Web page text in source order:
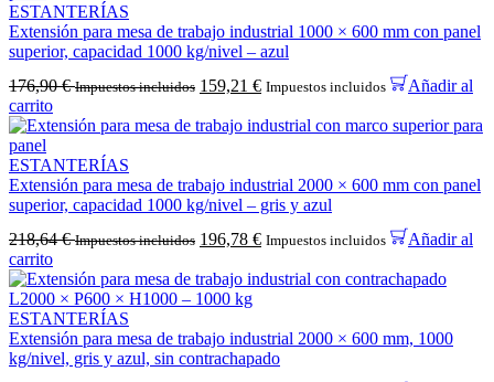
ESTANTERÍAS
Extensión para mesa de trabajo industrial 1000 × 600 mm con panel
superior, capacidad 1000 kg/nivel – azul
176,90€ Impuestos incluidos 159,21 € Impuestos incluidos
Añadir al
carrito
ESTANTERÍAS
Extensión para mesa de trabajo industrial 2000 × 600 mm con panel
superior, capacidad 1000 kg/nivel – gris y azul
218,64€ Impuestos incluidos 196,78 € Impuestos incluidos
Añadir al
carrito
ESTANTERÍAS
Extensión para mesa de trabajo industrial 2000 × 600 mm, 1000
kg/nivel, gris y azul, sin contrachapado